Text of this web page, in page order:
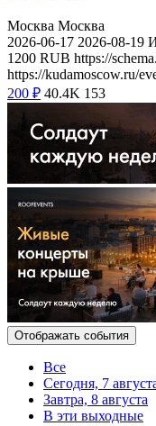
Москва Москва
2026-06-17 2026-08-19
1200 RUB https://
https://kudamoscow.ru/
200 ₽ 40.4K 153
Отображать события
Все
Сегодня, 7
Завтра, 8 августа
В эти выходные